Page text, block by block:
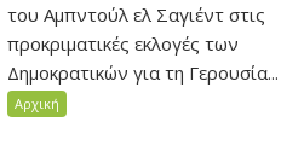
του Αμπντούλ ελ Σαγιέντ στις
προκριματικές εκλογές των
Δημοκρατικών για τη Γερουσία...
Αρχική